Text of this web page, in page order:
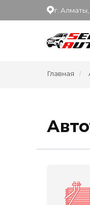
г. Алматы,
Главная /